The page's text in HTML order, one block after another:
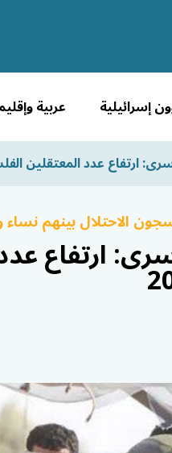
إسرائيلية عربية
عدد المعتقلين الفلسطينيين